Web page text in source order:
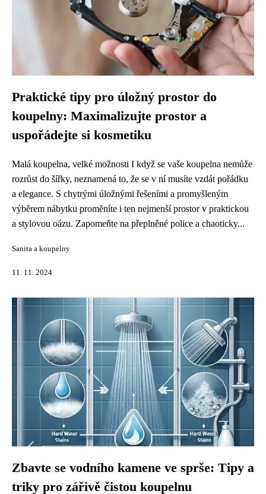
Praktické tipy pro úložný prostor do
koupelny: Maximalizujte prostor a
uspořádejte si kosmetiku
Malá koupelna, velké možnosti I když se vaše koupelna nemůže
rozrůst do šířky, neznamená to, že se v ní musíte vzdát pořádku
a elegance. S chytrými úložnými řešeními a promyšleným
výběrem nábytku proměníte i ten nejmenší prostor v praktickou
a stylovou oázu. Zapomeňte na přeplněné police a chaoticky...
Sanita a koupelny
11. 11. 2024
Zbavte se vodního kamene ve sprše: Tipy a
triky pro zářivě čistou koupelnu